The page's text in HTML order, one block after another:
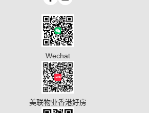
Wechat
美联物业香港好房